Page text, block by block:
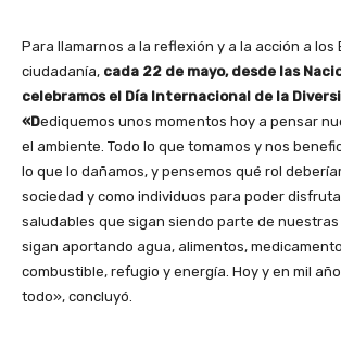
Para llamarnos a la reflexión y a la acción a los
ciudadanía, cada 22 de mayo, desde las
celebramos el Día Internacional de la
«Dediquemos unos momentos hoy a pensar
el ambiente. Todo lo que tomamos y nos
lo que lo dañamos, y pensemos qué rol
sociedad y como individuos para poder
saludables que sigan siendo parte de
sigan aportando agua, alimentos,
combustible, refugio y energía. Hoy y en mil
todo», concluyó.